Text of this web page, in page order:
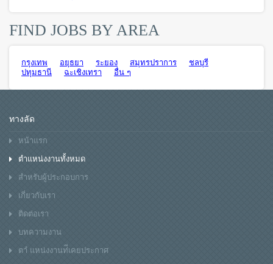
FIND JOBS BY AREA
กรุงเทพ อยุธยา ระยอง สมุทรปราการ
ชลบุรี
ปทุมธานี
ฉะเชิงเทรา อื่น ๆ
ทางลัด
หน้าแรก
ตำแหน่งงานทั้งหมด
สำหรับผู้ประกอบการ
เกี่ยวกับเรา
ติดต่อเรา
บทความงาน
ตาํ แหน่งงานท่ีเคยประกาศ